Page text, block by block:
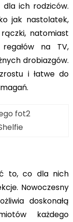
ich rodziców.
jak nastolatek,
natomiast
na TV,
drobiazgów.
i łatwe do
to, co dla nich
Nowoczesny
doskonałą
każdego